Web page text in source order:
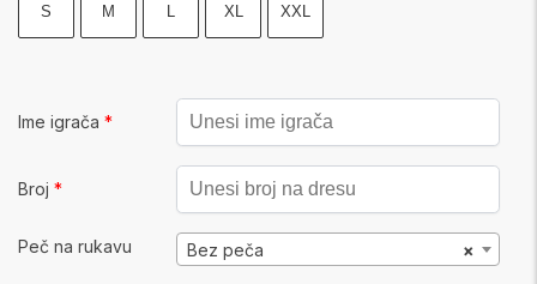
S M L XL XXL
Ime igrača *
Broj *
Peč na rukavu ×
Bez peča